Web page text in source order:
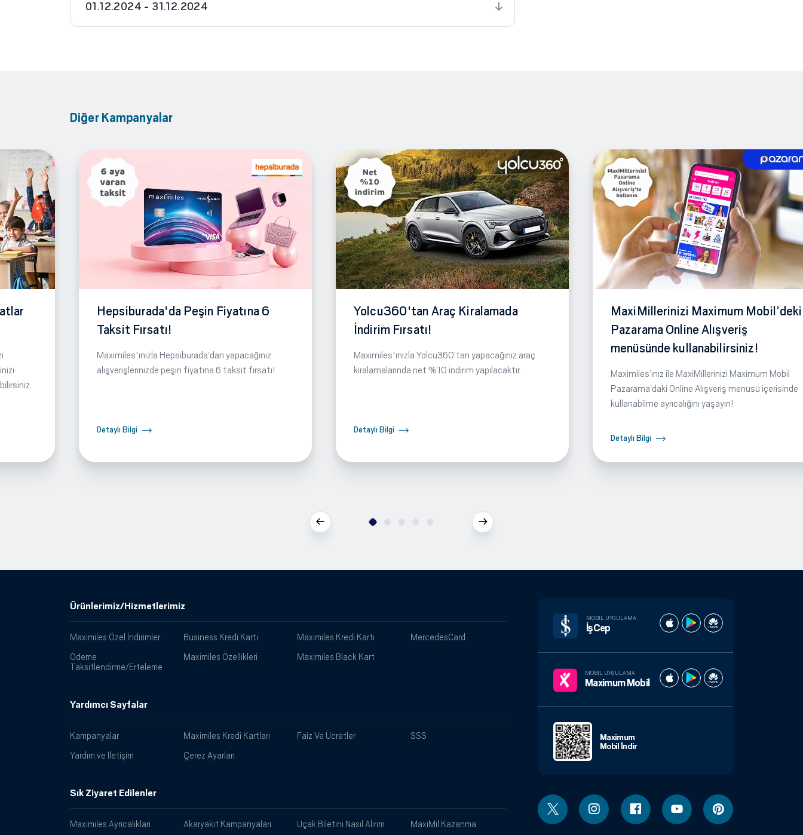
01.12.2024 - 31.12.2024
Diğer Kampanyalar
Hepsiburada'da Peşin Fiyatına 6
Taksit Fırsatı!
Maximiles'ınızla Hepsiburada‘dan yapacağınız
alışverişlerinizde peşin fiyatına 6 taksit fırsatı!
Detaylı Bilgi
Yolcu360'tan Araç Kiralamada
İndirim Fırsatı!
Maximiles'ınızla Yolcu360’tan yapacağınız araç
kiralamalarında net %10 indirim yapılacaktır.
Detaylı Bilgi
MaxiMillerinizi Maximum Mobil’deki
Pazarama Online Alışveriş
menüsünde kullanabilirsiniz!
Maximiles’ınız ile MaxiMillerinizi Maximum Mobil
Pazarama’daki Online Alışveriş menüsü içerisinde
kullanabilme ayrıcalığını yaşayın!
Detaylı Bilgi
Ürünlerimiz/Hizmetlerimiz
Maximiles Özel İndirimler Business Kredi Kartı Maximiles Kredi Kartı
MercedesCard
Ödeme
Taksitlendirme/Erteleme
Maximiles Özellikleri Maximiles Black Kart
Yardımcı Sayfalar
Kampanyalar Maximiles Kredi Kartları Faiz Ve Ücretler
SSS
Yardım ve İletişim
Çerez Ayarları
Sık Ziyaret Edilenler
Maximiles Ayrıcalıkları Akaryakıt Kampanyaları Uçak Biletini Nasıl Alırım MaxiMil Kazanma
MOBIL UYGULAMA
İşCep
MOBIL UYGULAMA
Maximum Mobil
Maximum
Mobil İndir